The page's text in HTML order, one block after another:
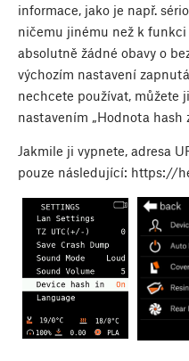
informace, jako je např.
ničemu jinému než k
absolutně žádné obavy o
výchozím nastavení
nechcete používat, můžete
nastavením „Hodnota hash
Jakmile ji vypnete, adresa
pouze následující: https://